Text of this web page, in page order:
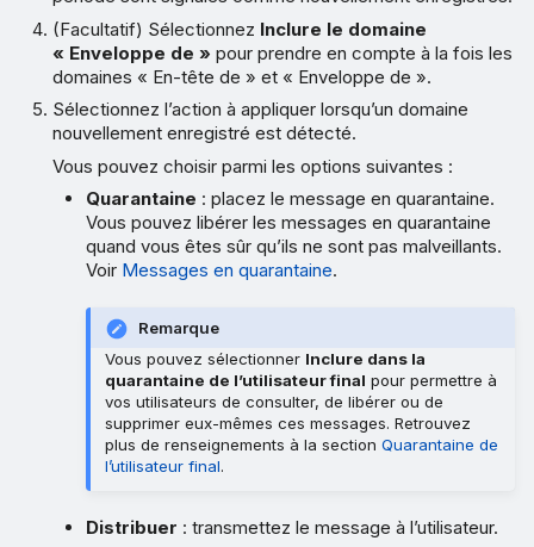
(Facultatif) Sélectionnez Inclure le domaine
« Enveloppe de » pour prendre en compte à la fois les
domaines « En-tête de » et « Enveloppe de ».
Sélectionnez l’action à appliquer lorsqu’un domaine
nouvellement enregistré est détecté.
Vous pouvez choisir parmi les options suivantes :
Quarantaine : placez le message en quarantaine.
Vous pouvez libérer les messages en quarantaine
quand vous êtes sûr qu’ils ne sont pas malveillants.
Voir Messages en quarantaine.
Remarque
Vous pouvez sélectionner Inclure dans la
quarantaine de l’utilisateur final pour permettre à
vos utilisateurs de consulter, de libérer ou de
supprimer eux-mêmes ces messages. Retrouvez
plus de renseignements à la sectionQuarantaine de
l’utilisateur final.
Distribuer : transmettez le message à l’utilisateur.